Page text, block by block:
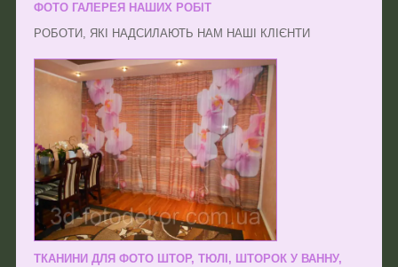
ФОТО ГАЛЕРЕЯ НАШИХ РОБІТ
РОБОТИ, ЯКІ НАДСИЛАЮТЬ НАМ НАШІ КЛІЄНТИ
ТКАНИНИ ДЛЯ ФОТО ШТОР, ТЮЛІ, ШТОРОК У ВАННУ,